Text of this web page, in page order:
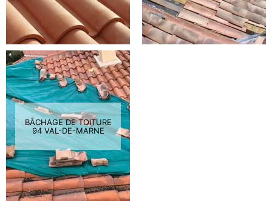
BÂCHAGE DE TOITURE
94 VAL-DE-MARNE